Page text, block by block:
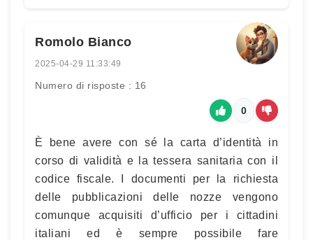
Romolo Bianco
2025-04-29 11:33:49
Numero di risposte : 16
0
È bene avere con sé la carta d’identità in
corso di validità e la tessera sanitaria con il
codice fiscale. I documenti per la richiesta
delle pubblicazioni delle nozze vengono
comunque acquisiti d’ufficio per i cittadini
italiani ed è sempre possibile fare